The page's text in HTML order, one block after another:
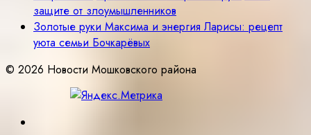
защите от злоумышленников
Золотые руки Максима и энергия Ларисы: рецепт
уюта семьи Бочкарёвых
© 2026 Новости Мошковского района